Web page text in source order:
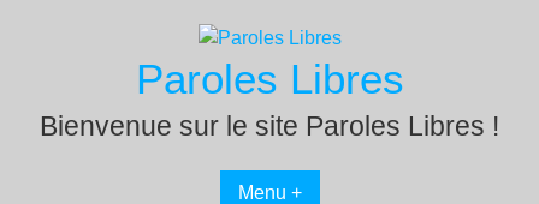
Paroles Libres
Bienvenue sur le site Paroles Libres !
Menu +